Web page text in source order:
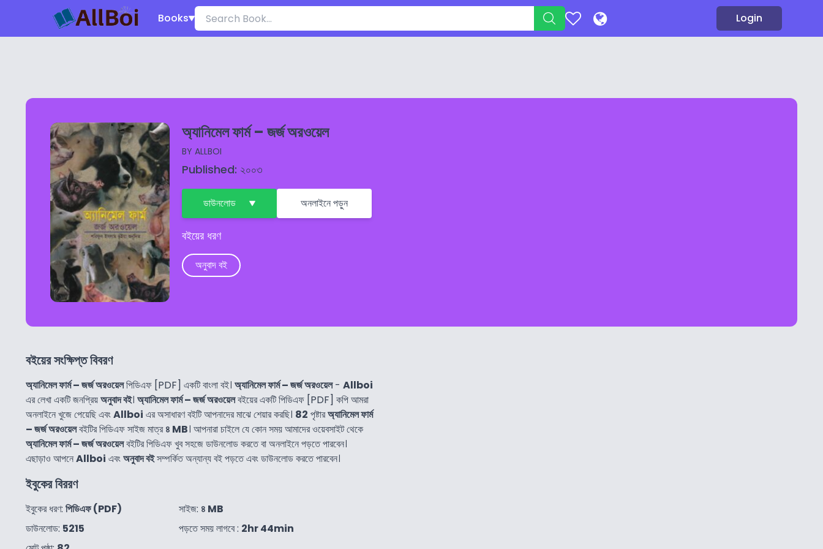
Books Login
অ্যানিমেল ফার্ম – জর্জ অরওয়েল
BY ALLBOI
Published: ২০০৩
ডাউনলোড অনলাইনে পড়ুন
বইয়ের ধরণ
অনুবাদ বই
বইয়ের সংক্ষিপ্ত বিবরণ
অ্যানিমেল ফার্ম – জর্জ অরওয়েলপিডিএফ [PDF] একটি বাংলা বই। অ্যানিমেল ফার্ম – জর্জ অরওয়েল- Allboi
এর লেখা একটি জনপ্রিয়অনুবাদ বই। অ্যানিমেল ফার্ম – জর্জ অরওয়েলবইয়ের একটি পিডিএফ [PDF] কপি আমরা
অনলাইনে খুজে পেয়েছি এবংAllboi এর অসাধারণ বইটি আপনাদের মাঝে শেয়ার করছি। 82 পৃষ্টারঅ্যানিমেল ফার্ম
– জর্জ অরওয়েলবইটির পিডিএফ সাইজ মাত্র৪ MB। আপনারা চাইলে যে কোন সময় আমাদের ওয়েবসাইট থেকে
অ্যানিমেল ফার্ম – জর্জ অরওয়েলবইটির পিডিএফ খুব সহজে ডাউনলোড করতে বা অনলাইনে পড়তে পারবেন।
এছাড়াও আপনেAllboi এবংঅনুবাদ বইসম্পর্কিত অন্যান্য বই পড়তে এবং ডাউনলোড করতে পারবেন।
ইবুকের বিররণ
ইবুকের ধরণ: পিডিএফ (PDF)
ডাউনলোড: 5215
সাইজ: ৪ MB
পড়তে সময় লাগবে : 2hr 44min